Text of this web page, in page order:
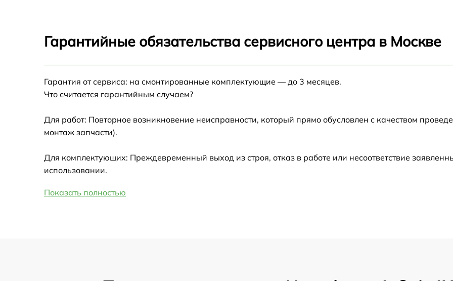
Замена HDMI от 60 мин
Замена динамиков
Замена южного моста
Гарантийные обязательства сервисного центра в Москве
Гарантия от сервиса: на смонтированные комплектующие — до 3 месяцев.
Что считается гарантийным случаем?
Для работ: Повторное возникновение неисправности, который прямо обусловлен с качеством
монтаж запчасти).
Для комплектующих: Преждевременный выход из строя, отказ в работе или несоответствие
использовании.
Показать полностью